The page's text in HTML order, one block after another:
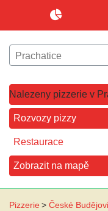
Nalezeny pizzerie v
Rozvozy pizzy
Restaurace
Zobrazit na mapě
Pizzerie> České